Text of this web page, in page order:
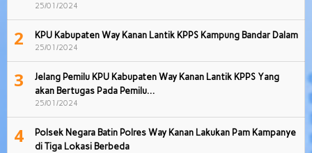
25/01/2024
2 KPU Kabupaten Way Kanan Lantik KPPS Kampung Bandar Dalam
25/01/2024
3
Jelang Pemilu KPU Kabupaten Way Kanan Lantik KPPS Yang
akan Bertugas Pada Pemilu…
25/01/2024
4
Polsek Negara Batin Polres Way Kanan Lakukan Pam Kampanye
di Tiga Lokasi Berbeda